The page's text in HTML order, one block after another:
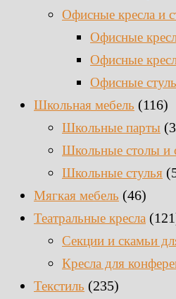
Офисные кресла и
Офисные
Офисные
Офисные
Школьная мебель (116)
Школьные парты
Школьные столы и
Школьные стулья
Мягкая мебель (46)
Театральные кресла
Секции и скамьи
Кресла для
Текстиль (235)